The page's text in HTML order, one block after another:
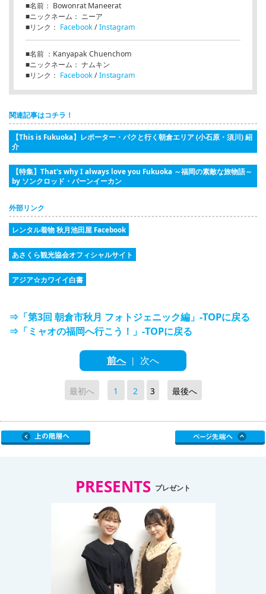
■名前： Bowonrat Maneerat
■ニックネーム： ニーア
■リンク： Facebook/Instagram
■名前 ：Kanyapak Chuenchom
■ニックネーム： ナムキン
■リンク： Facebook/Instagram
関連記事はコチラ！
【This is Fukuoka】レポーター・パクと行く朝倉エリア (小石原・須川) 紹
介
【特集】That's why I always love you Fukuoka ～福岡の素敵な旅物語～
by ソンクロッド・バーンイーカン
外部リンク
レンタル着物 秋月池田屋 Facebook
あさくら観光協会オフィシャルサイト
アジア☆カワイイ白書
⇒「第3回 朝倉市秋月 フォトジェニック編」-TOPに戻る
⇒「ミャオの福岡へ行こう！」-TOPに戻る
前へ| 次へ
最初へ 1 2 3 最後へ
PRESENTS プレゼント